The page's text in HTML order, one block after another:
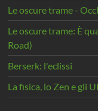
Le oscure trame -
Le oscure trame: È
Road)
Berserk: l'eclissi
La fisica, lo Zen e gli